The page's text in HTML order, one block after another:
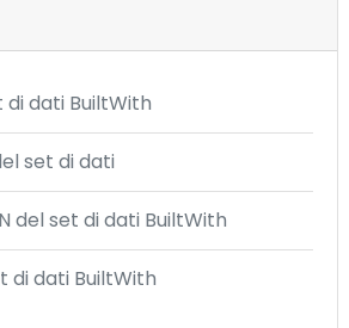
dati BuiltWith
set di dati
del set di dati BuiltWith
di dati BuiltWith